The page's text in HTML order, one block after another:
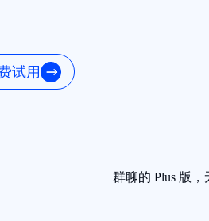
试用
群聊的 Plus 版